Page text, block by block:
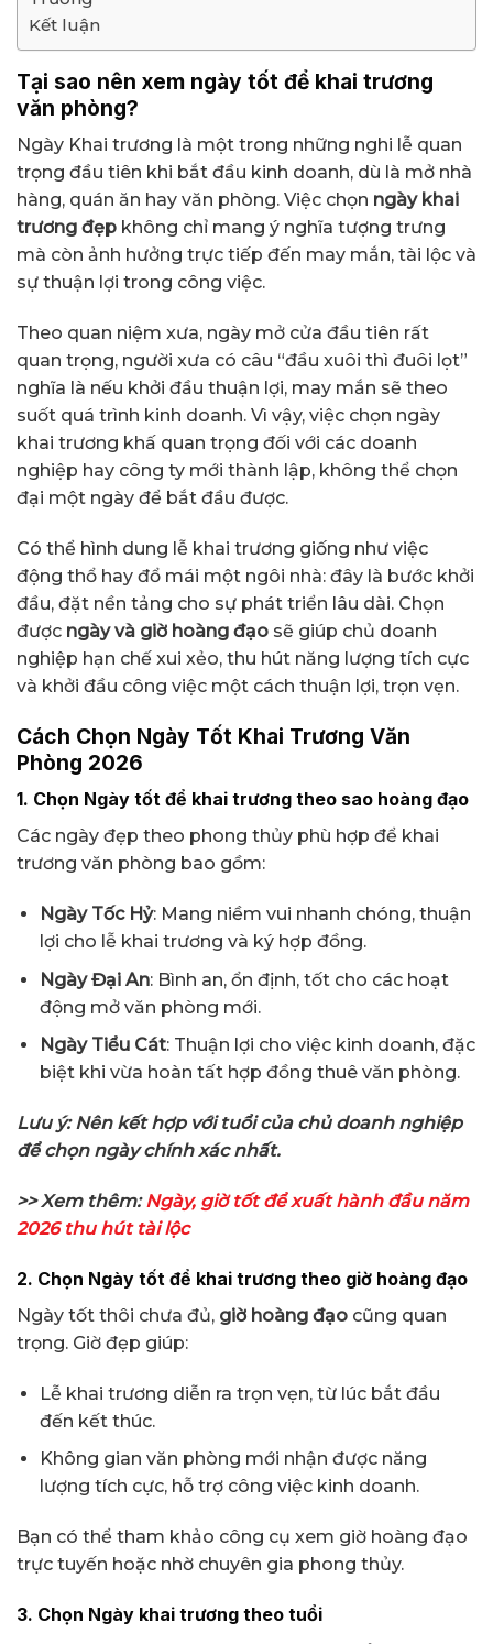
Kết luận
Tại sao nên xem ngày tốt để khai trương
văn phòng?
Ngày Khai trương là một trong những nghi lễ quan
trọng đầu tiên khi bắt đầu kinh doanh, dù là mở nhà
hàng, quán ăn hay văn phòng. Việc chọn ngày khai
trương đẹp không chỉ mang ý nghĩa tượng trưng
mà còn ảnh hưởng trực tiếp đến may mắn, tài lộc và
sự thuận lợi trong công việc.
Theo quan niệm xưa, ngày mở cửa đầu tiên rất
quan trọng, người xưa có câu “đầu xuôi thì đuôi lọt”
nghĩa là nếu khởi đầu thuận lợi, may mắn sẽ theo
suốt quá trình kinh doanh. Vì vậy, việc chọn ngày
khai trương khấ quan trọng đối với các doanh
nghiệp hay công ty mới thành lập, không thể chọn
đại một ngày để bắt đầu được.
Có thể hình dung lễ khai trương giống như việc
động thổ hay đổ mái một ngôi nhà: đây là bước khởi
đầu, đặt nền tảng cho sự phát triển lâu dài. Chọn
được ngày và giờ hoàng đạo sẽ giúp chủ doanh
nghiệp hạn chế xui xẻo, thu hút năng lượng tích cực
và khởi đầu công việc một cách thuận lợi, trọn vẹn.
Cách Chọn Ngày Tốt Khai Trương Văn
Phòng 2026
1. Chọn Ngày tốt để khai trương theo sao hoàng đạo
Các ngày đẹp theo phong thủy phù hợp để khai
trương văn phòng bao gồm:
Ngày Tốc Hỷ: Mang niềm vui nhanh chóng, thuận
lợi cho lễ khai trương và ký hợp đồng.
Ngày Đại An: Bình an, ổn định, tốt cho các hoạt
động mở văn phòng mới.
Ngày Tiểu Cát: Thuận lợi cho việc kinh doanh, đặc
biệt khi vừa hoàn tất hợp đồng thuê văn phòng.
Lưu ý: Nên kết hợp với tuổi của chủ doanh nghiệp
để chọn ngày chính xác nhất.
>> Xem thêm:Ngày, giờ tốt để xuất hành đầu năm
2026 thu hút tài lộc
2. Chọn Ngày tốt để khai trương theo giờ hoàng đạo
Ngày tốt thôi chưa đủ, giờ hoàng đạo cũng quan
trọng. Giờ đẹp giúp:
Lễ khai trương diễn ra trọn vẹn, từ lúc bắt đầu
đến kết thúc.
Không gian văn phòng mới nhận được năng
lượng tích cực, hỗ trợ công việc kinh doanh.
Bạn có thể tham khảo công cụ xem giờ hoàng đạo
trực tuyến hoặc nhờ chuyên gia phong thủy.
3. Chọn Ngày khai trương theo tuổi